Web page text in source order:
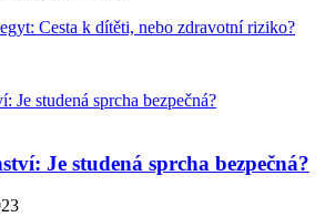
Cesta k dítěti, nebo zdravotní riziko?
Je studená sprcha bezpečná?